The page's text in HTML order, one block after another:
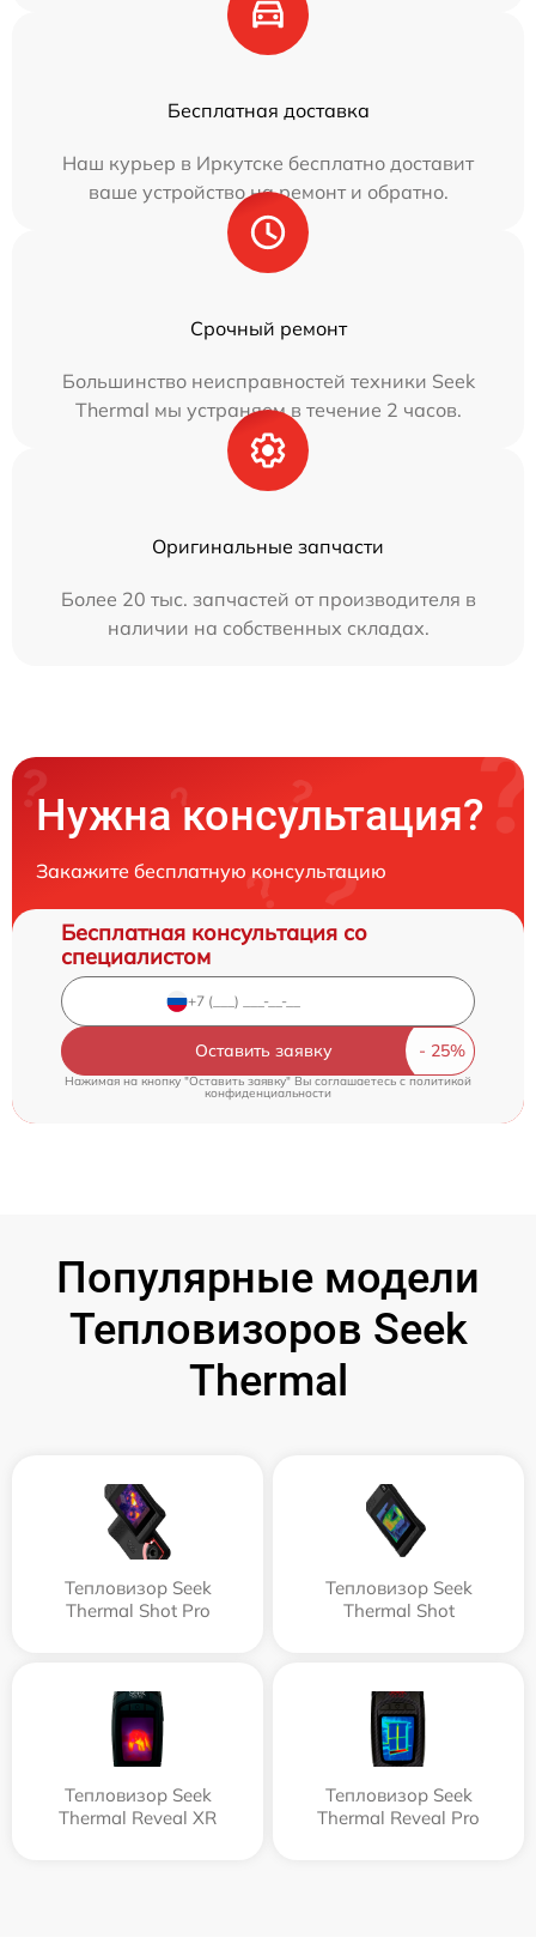
Бесплатная доставка
Наш курьер в Иркутске бесплатно доставит
ваше устройство на ремонт и обратно.
Срочный ремонт
Большинство неисправностей техники Seek
Thermal мы устраняем в течение 2 часов.
Оригинальные запчасти
Более 20 тыс. запчастей от производителя в
наличии на собственных складах.
Нужна консультация?
Закажите бесплатную консультацию
Бесплатная консультация со
специалистом
Оставить заявку
Нажимая на кнопку "Оставить заявку" Вы соглашаетесь cполитикой
конфиденциальности
Популярные модели
Тепловизоров Seek
Thermal
Тепловизор Seek
Thermal Shot Pro
Тепловизор Seek
Thermal Shot
Тепловизор Seek
Thermal Reveal XR
Тепловизор Seek
Thermal Reveal Pro